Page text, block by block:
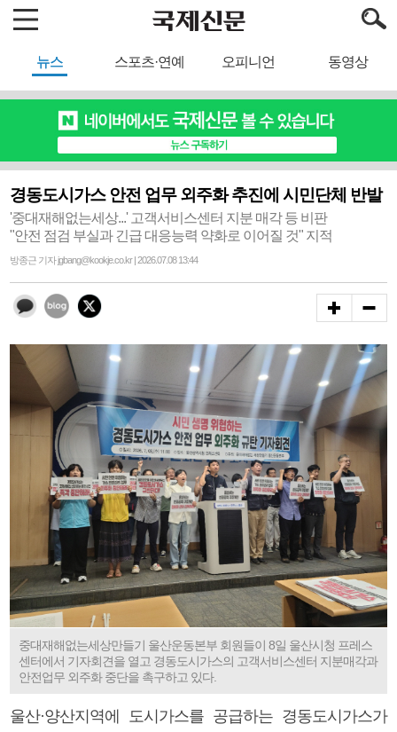
뉴스 스포츠·연예 오피니언 동영상
경동도시가스 안전 업무 외주화 추진에 시민단체 반발
'중대재해없는세상...' 고객서비스센터 지분 매각 등 비판
"안전 점검 부실과 긴급 대응능력 약화로 이어질 것" 지적
방종근 기자 jgbang@kookje.co.kr | 2026.07.08 13:44
중대재해없는세상만들기 울산운동본부 회원들이 8일 울산시청 프레스
센터에서 기자회견을 열고 경동도시가스의 고객서비스센터 지분매각과
안전업무 외주화 중단을 촉구하고 있다.
울산·양산지역에 도시가스를 공급하는 경동도시가스가